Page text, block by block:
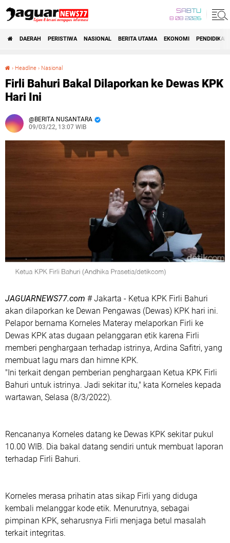
SABTU
8 08 2026
DAERAH PERISTIWA NASIONAL BERITA UTAMA EKONOMI PENDIDIKAN
› Headline › Nasional
Firli Bahuri Bakal Dilaporkan ke Dewas KPK
Hari Ini
BERITA NUSANTARA
09/03/22, 13:07 WIB
JAGUARNEWS77.com # Jakarta - Ketua KPK Firli Bahuri
akan dilaporkan ke Dewan Pengawas (Dewas) KPK hari ini.
Pelapor bernama Korneles Materay melaporkan Firli ke
Dewas KPK atas dugaan pelanggaran etik karena Firli
memberi penghargaan terhadap istrinya, Ardina Safitri, yang
membuat lagu mars dan himne KPK.
"Ini terkait dengan pemberian penghargaan Ketua KPK Firli
Bahuri untuk istrinya. Jadi sekitar itu," kata Korneles kepada
wartawan, Selasa (8/3/2022).
Rencananya Korneles datang ke Dewas KPK sekitar pukul
10.00 WIB. Dia bakal datang sendiri untuk membuat laporan
terhadap Firli Bahuri.
Korneles merasa prihatin atas sikap Firli yang diduga
kembali melanggar kode etik. Menurutnya, sebagai
pimpinan KPK, seharusnya Firli menjaga betul masalah
terkait integritas.